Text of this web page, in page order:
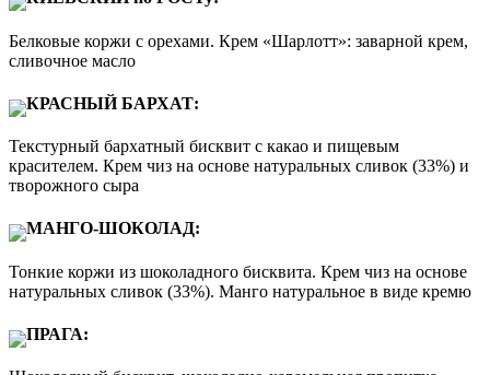
Белковые коржи с орехами. Крем «Шарлотт»: заварной крем,
сливочное масло
КРАСНЫЙ БАРХАТ:
Текстурный бархатный бисквит с какао и пищевым
красителем. Крем чиз на основе натуральных сливок (33%) и
творожного сыра
МАНГО-ШОКОЛАД:
Тонкие коржи из шоколадного бисквита. Крем чиз на основе
натуральных сливок (33%). Манго натуральное в виде кремю
ПРАГА: